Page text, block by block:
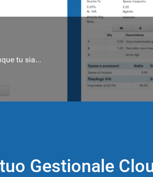
tu sia...
Gestionale